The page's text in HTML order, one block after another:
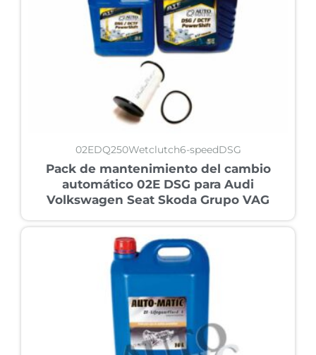
02EDQ250Wetclutch6-speedDSG
Pack de mantenimiento del cambio
automático 02E DSG para Audi
Volkswagen Seat Skoda Grupo VAG